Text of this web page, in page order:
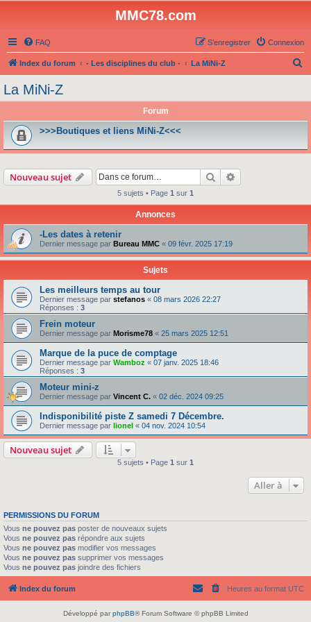
MMC78.com
FAQ Connexion
S’enregistrer
Index du forum - Les disciplines du club - La MiNi-Z
La MiNi-Z
Forum
>>>Boutiques et liens MiNi-Z<<<
Nouveau sujet Rechercher
5 sujets • Page 1 sur 1
Annonces
-Les dates à retenir
Dernier message par Bureau MMC « 09 févr. 2025 17:19
Sujets
Les meilleurs temps au tour
Dernier message par stefanos « 08 mars 2026 22:27
Réponses : 3
Frein moteur
Dernier message par Morisme78 « 25 mars 2025 12:51
Marque de la puce de comptage
Dernier message par Wamboz « 07 janv. 2025 18:46
Réponses : 3
Moteur mini-z
Dernier message par Vincent C. « 02 déc. 2024 09:25
Indisponibilité piste Z samedi 7 Décembre.
Dernier message par lionel « 04 nov. 2024 10:54
Nouveau sujet
5 sujets • Page 1 sur 1
Aller à
PERMISSIONS DU FORUM
Vous ne pouvez pas poster de nouveaux sujets
Vous ne pouvez pas répondre aux sujets
Vous ne pouvez pas modifier vos messages
Vous ne pouvez pas supprimer vos messages
Vous ne pouvez pas joindre des fichiers
Index du forum Heures au format UTC
Développé par phpBB® Forum Software © phpBB Limited